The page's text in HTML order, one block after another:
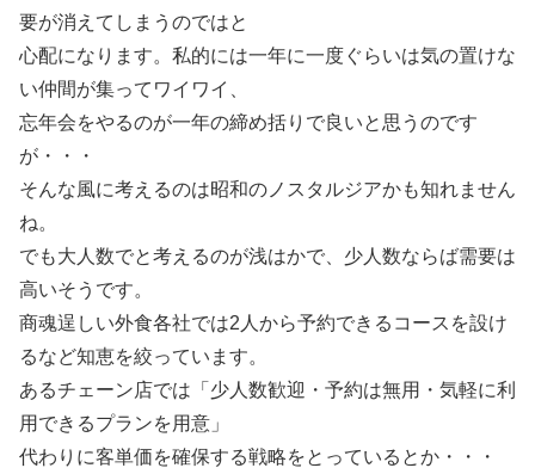
要が消えてしまうのではと
心配になります。私的には一年に一度ぐらいは気の置けな
い仲間が集ってワイワイ、
忘年会をやるのが一年の締め括りで良いと思うのです
が・・・
そんな風に考えるのは昭和のノスタルジアかも知れません
ね。
でも大人数でと考えるのが浅はかで、少人数ならば需要は
高いそうです。
商魂逞しい外食各社では2人から予約できるコースを設け
るなど知恵を絞っています。
あるチェーン店では「少人数歓迎・予約は無用・気軽に利
用できるプランを用意」
代わりに客単価を確保する戦略をとっているとか・・・